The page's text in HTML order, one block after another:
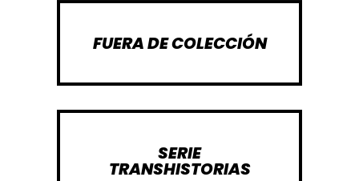
FUERA DE COLECCIÓN
SERIE
TRANSHISTORIAS